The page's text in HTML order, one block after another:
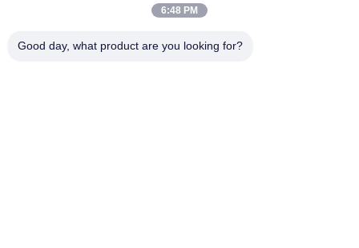
RFID Okuyucu ile RK3288 350nits Endüstriyel Dokunmatik
6:48 PM
Good day, what product are you looking for?